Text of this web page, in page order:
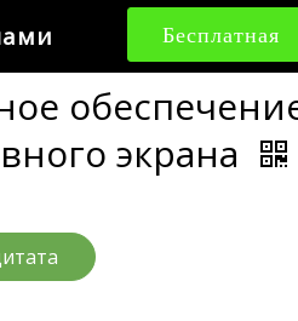
Бесплатная
экрана